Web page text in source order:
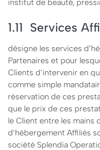
institut de beauté,
1.11 Services
désigne les services
Partenaires et pour
Clients d’intervenir en
comme simple
réservation de ces
que le prix de ces
le Client entre les mains
d’hébergement Affiliés
société Splendia